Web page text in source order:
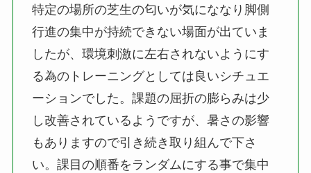
特定の場所の芝生の匂いが気にななり脚側
行進の集中が持続できない場面が出ていま
したが、環境刺激に左右されないようにす
る為のトレーニングとしては良いシチュエ
ーションでした。課題の屈折の膨らみは少
し改善されているようですが、暑さの影響
もありますので引き続き取り組んで下さ
い。課目の順番をランダムにする事で集中